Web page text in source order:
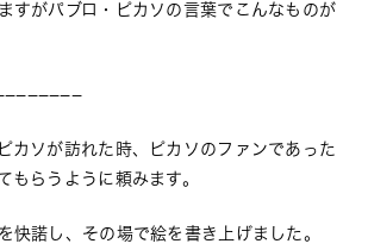
すがパブロ・ピカソの言葉でこんなものが
カソが訪れた時、ピカソのファンであった
もらうように頼みます。
快諾し、その場で絵を書き上げました。